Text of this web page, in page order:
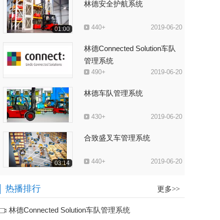
01:00
林德安全护航系统
440+ 2019-06-20
林德Connected Solution车队
管理系统
490+ 2019-06-20
林德车队管理系统
430+ 2019-06-20
03:14
合致盛叉车管理系统
440+ 2019-06-20
410+
热播排行 更多>>
林德Connected Solution车队管理系统